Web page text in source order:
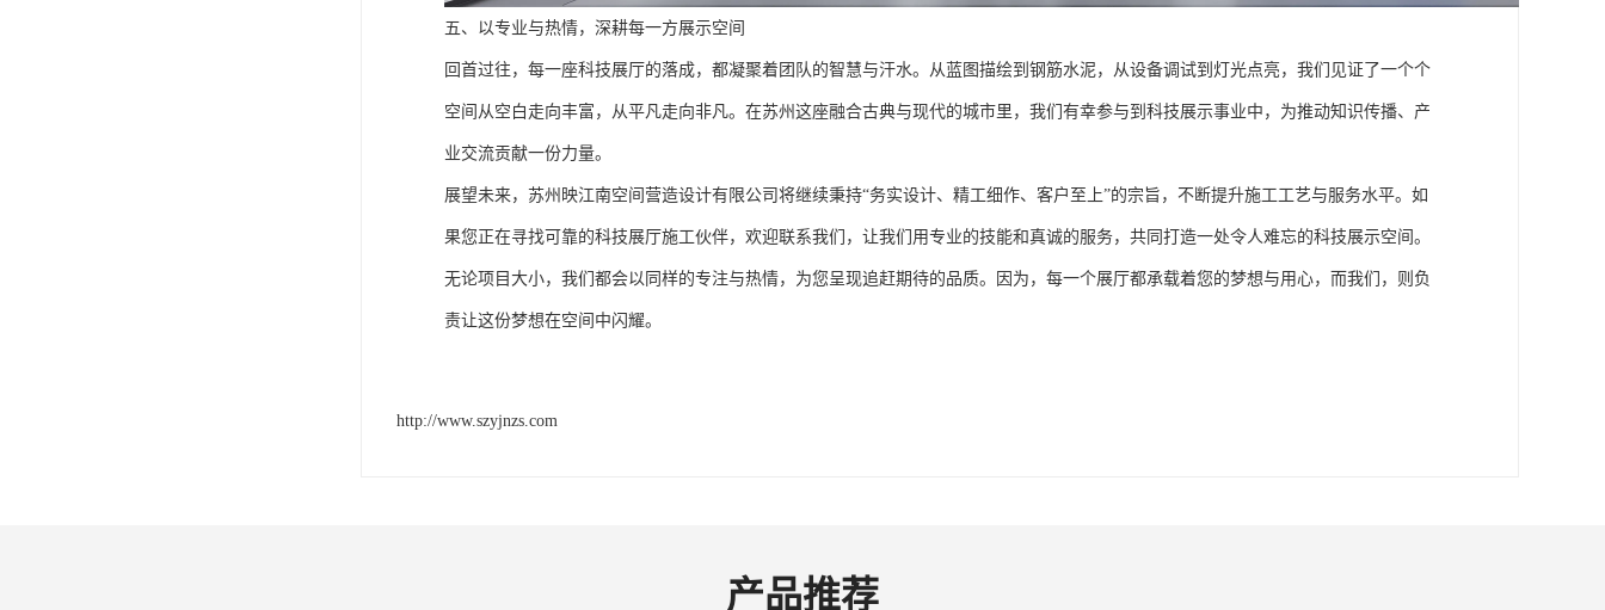
五、以专业与热情，深耕每一方展示空间
回首过往，每一座科技展厅的落成，都凝聚着团队的智慧与汗水。从蓝图描绘到钢筋水泥，从设备调试到灯光点亮，我们见证了一个个
空间从空白走向丰富，从平凡走向非凡。在苏州这座融合古典与现代的城市里，我们有幸参与到科技展示事业中，为推动知识传播、产
业交流贡献一份力量。
展望未来，苏州映江南空间营造设计有限公司将继续秉持“务实设计、精工细作、客户至上”的宗旨，不断提升施工工艺与服务水平。如
果您正在寻找可靠的科技展厅施工伙伴，欢迎联系我们，让我们用专业的技能和真诚的服务，共同打造一处令人难忘的科技展示空间。
无论项目大小，我们都会以同样的专注与热情，为您呈现追赶期待的品质。因为，每一个展厅都承载着您的梦想与用心，而我们，则负
责让这份梦想在空间中闪耀。
http://www.szyjnzs.com
产品推荐